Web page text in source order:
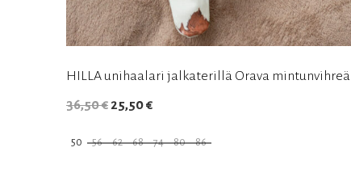
HILLA unihaalari jalkaterillä Orava mintunvihreä
36,50€ Alkuperäinen
oli:
25,50€Nykyinen
on:
50 56 62 68 74 80 86